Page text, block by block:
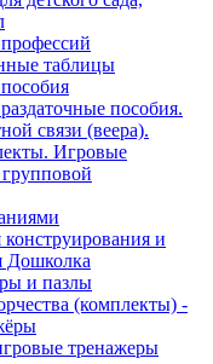
таблицы
пособия.
связи (веера).
Игровые
и
Дошколка
и пазлы
(комплекты) -
тренажеры